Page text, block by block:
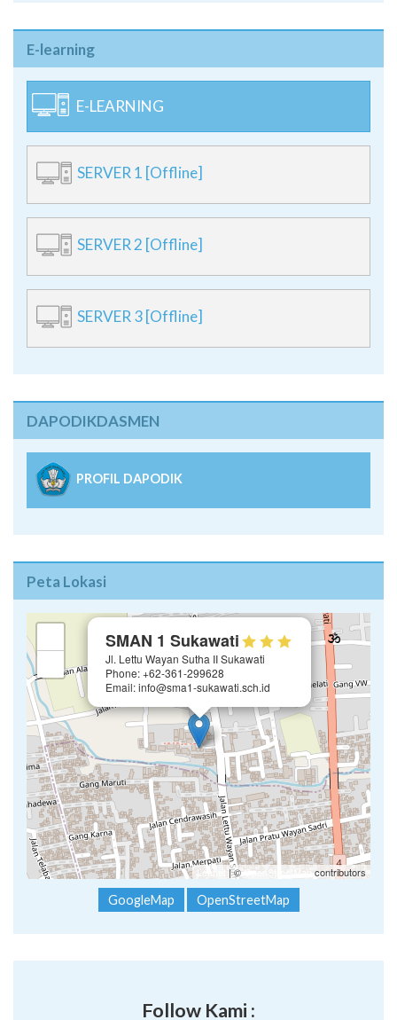
E-learning
E-LEARNING
SERVER 1 [Offline]
SERVER 2 [Offline]
SERVER 3 [Offline]
DAPODIKDASMEN
PROFIL DAPODIK
Peta Lokasi
SMAN 1 Sukawati
Jl. Lettu Wayan Sutha II Sukawati
Phone: +62-361-299628
Email: info@sma1-sukawati.sch.id
Leaflet | ©OpenStreetMap contributors
GoogleMap OpenStreetMap
Follow Kami :